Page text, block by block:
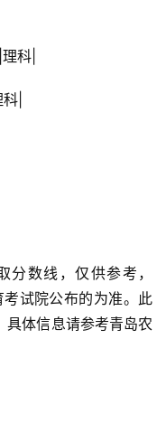
科|
|
分数线，仅供参考，
试院公布的为准。此
具体信息请参考青岛农